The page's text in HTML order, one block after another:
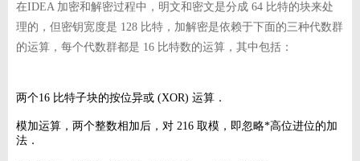
在IDEA 加密和解密过程中，明文和密文是分成 64 比特的块来处
理的，但密钥宽度是 128 比特，加解密是依赖于下面的三种代数群
的运算，每个代数群都是 16 比特数的运算，其中包括：
两个16 比特子块的按位异或 (XOR) 运算．
模加运算，两个整数相加后，对 216 取模，即忽略*高位进位的加
法．